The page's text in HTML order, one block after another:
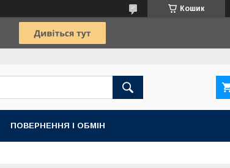
Кошик
ПОВЕРНЕННЯ І ОБМІН